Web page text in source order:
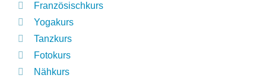
Französischkurs
Yogakurs
Tanzkurs
Fotokurs
Nähkurs